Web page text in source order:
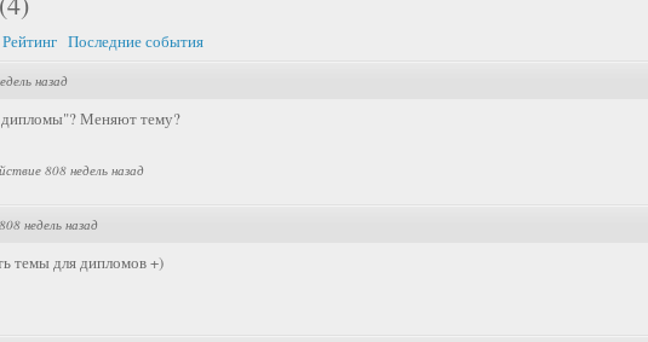
Рейтинг Последние события
назад
дипломы"? Меняют тему?
808 недель назад
808 недель назад
темы для дипломов +)